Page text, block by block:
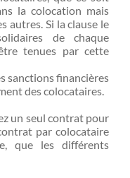
la colocation mais
autres. Si la clause le
de chaque
tenues par cette
sanctions financières
des colocataires.
un seul contrat pour
par colocataire
que les différents